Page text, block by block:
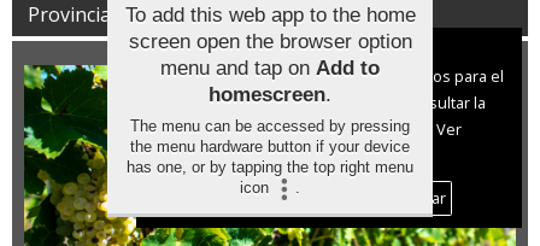
Provincia
To add this web app to the home
screen open the browser option
menu and tap on Add to
homescreen.
The menu can be accessed by pressing
the menu hardware button if your device
has one, or by tapping the top right menu
icon
.
Aviso sobre el Uso de cookies:
Utilizamos cookies nuestras y de terceros para el
funcionamiento del digital. Puedes consultar la
lista de cookies y como desconectarlas.
Ver
nuestra Política de Privacidad y Cookies
Aceptar Cookies
Personalizar